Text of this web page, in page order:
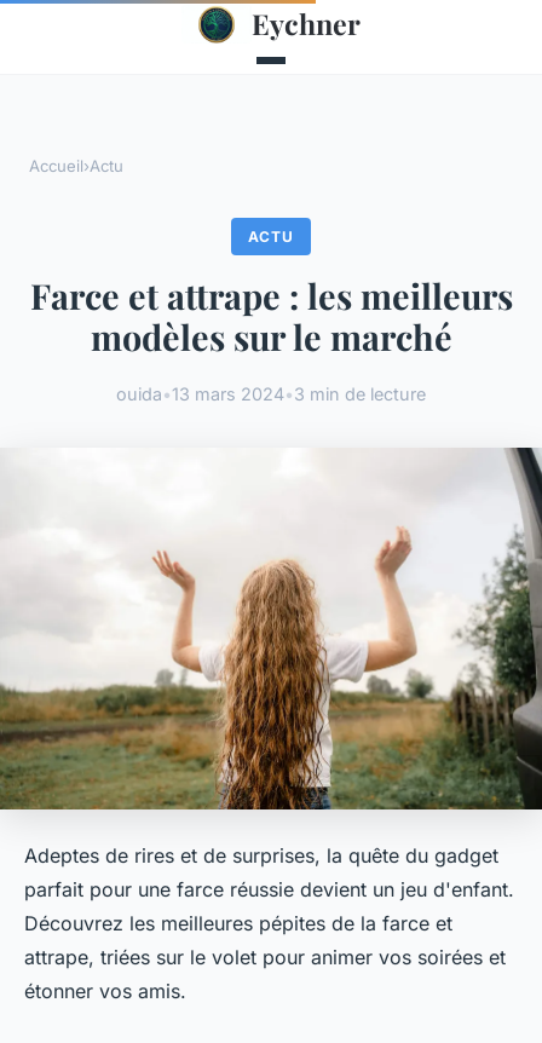
Eychner
Accueil›Actu
ACTU
Farce et attrape : les meilleurs
modèles sur le marché
ouida•13 mars 2024•3 min de lecture
Adeptes de rires et de surprises, la quête du gadget
parfait pour une farce réussie devient un jeu d'enfant.
Découvrez les meilleures pépites de la farce et
attrape, triées sur le volet pour animer vos soirées et
étonner vos amis.